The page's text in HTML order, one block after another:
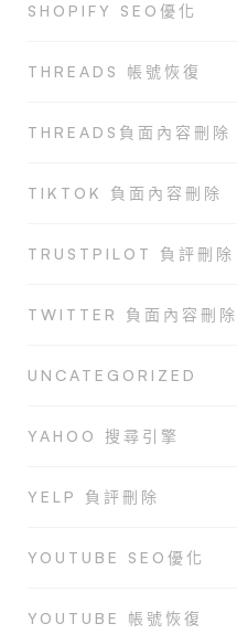
SHOPIFY SEO優化
THREADS 帳號恢復
THREADS負面內容刪除
TIKTOK 負面內容刪除
TRUSTPILOT 負評刪除
TWITTER 負面內容刪除
UNCATEGORIZED
YAHOO 搜尋引擎
YELP 負評刪除
YOUTUBE SEO優化
YOUTUBE 帳號恢復